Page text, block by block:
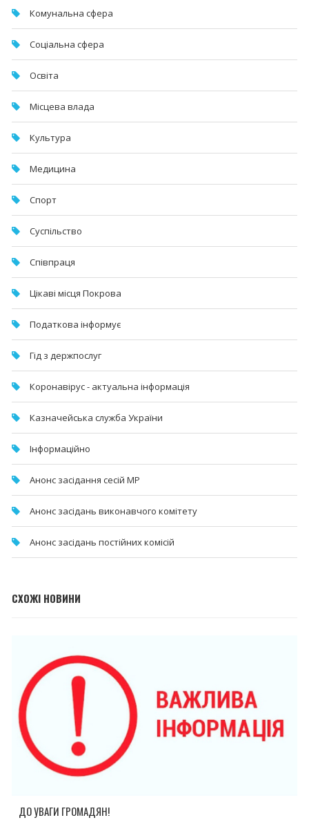
Комунальна cфера
Соціальна сфера
Освіта
Місцева влада
Культура
Медицина
Спорт
Суспільство
Співпраця
Цікаві місця Покрова
Податкова інформує
Гід з держпослуг
Коронавірус - актуальна інформація
Казначейська служба України
Інформаційно
Анонс засідання сесій МР
Анонс засідань виконавчого комітету
Анонс засідань постійних комісій
СХОЖІ НОВИНИ
ДО УВАГИ ГРОМАДЯН!